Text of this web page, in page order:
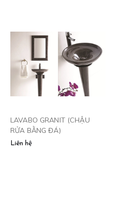
LAVABO GRANIT (CHẬU
RỬA BẰNG ĐÁ)
Liên hệ